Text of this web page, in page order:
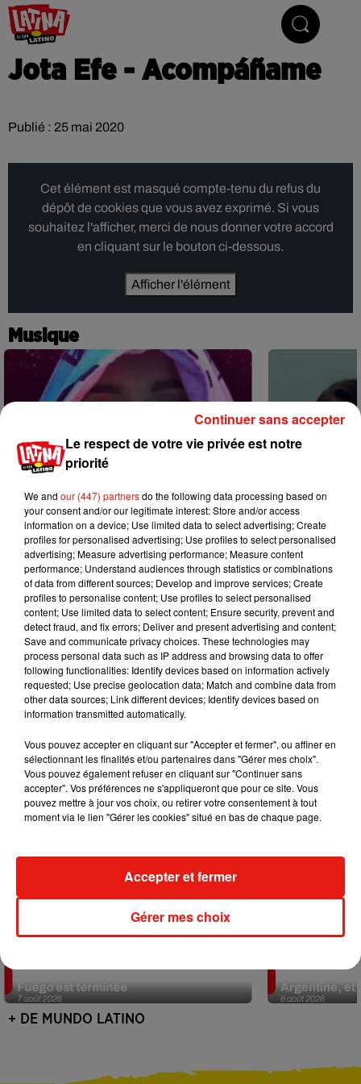
Jota Efe - Acompáñame
Publié : 25 mai 2020
Cet élément est masqué compte-tenu du refus du
dépôt de cookies que vous avez exprimé. Si vous
souhaitez l'afficher, merci de nous donner votre accord
en cliquant sur le bouton ci-dessous.
Afficher l'élément
Musique
6 août 2026
Karol G dévoile la tracklist de son
nouvel album… avec des invités...
5 août 2026
Benny
Becky G sur
+ DE MUSIQUE
Mundo Latino
7 août 2026
Guatemala : l'éruption du volcan de
Fuego est terminée
6 août 2026
Le fourmilier
Argentine, et
+ DE MUNDO LATINO
Le respect de votre vie privée est notre
priorité
We and our (447) partnersdo the following data processing based on
your consent and/or our legitimate interest: Store and/or access
information on a device; Use limited data to select advertising; Create
profiles for personalised advertising; Use profiles to select personalised
advertising; Measure advertising performance; Measure content
performance; Understand audiences through statistics or combinations
of data from different sources; Develop and improve services; Create
profiles to personalise content; Use profiles to select personalised
content; Use limited data to select content; Ensure security, prevent and
detect fraud, and fix errors; Deliver and present advertising and content;
Save and communicate privacy choices. These technologies may
process personal data such as IP address and browsing data to offer
following functionalities: Identify devices based on information actively
requested; Use precise geolocation data; Match and combine data from
other data sources; Link different devices; Identify devices based on
information transmitted automatically.
Vous pouvez accepter en cliquant sur "Accepter et fermer", ou affiner en
sélectionnant les finalités et/ou partenaires dans "Gérer mes choix".
Vous pouvez également refuser en cliquant sur "Continuer sans
accepter". Vos préférences ne s'appliqueront que pour ce site. Vous
pouvez mettre à jour vos choix, ou retirer votre consentement à tout
moment via le lien "Gérer les cookies" situé en bas de chaque page.
Gérer mes choix
Accepter et fermer
Continuer sans accepter